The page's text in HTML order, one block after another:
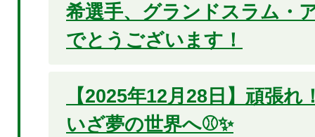
希選手、グランドスラム・
でとうございます！
【2025年12月28日】頑張れ
いざ夢の世界へ⚾✨